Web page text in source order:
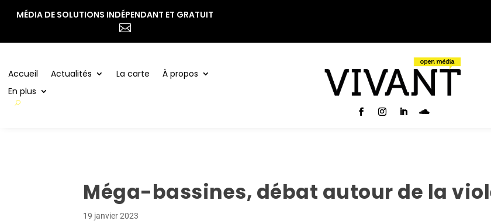
MÉDIA DE SOLUTIONS INDÉPENDANT ET GRATUIT

Accueil Actualités La carte
À propos
En plus
Accueil Actualités La carte
À propos
Méga-bassines, débat autour de la
19 janvier 2023